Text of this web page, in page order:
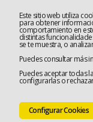
Este sitio web utiliza
para obtener
comportamiento en
distintas
se te muestra, o
Puedes consultar más
Puedes aceptar todas
configurarlas o
Configurar Cookies